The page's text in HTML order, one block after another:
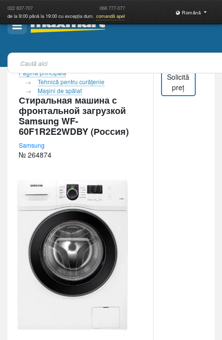
022 837-707 068 777-077
de la 9:00 până la 19:00 cu excepția dum. comandă apel
Română
Pagina principală
Tehnică pentru curăţenie
Maşini de spălat
Стиральная машина с
фронтальной загрузкой
Samsung WF-
60F1R2E2WDBY (Россия)
Samsung
№ 264874
Solicită
preț